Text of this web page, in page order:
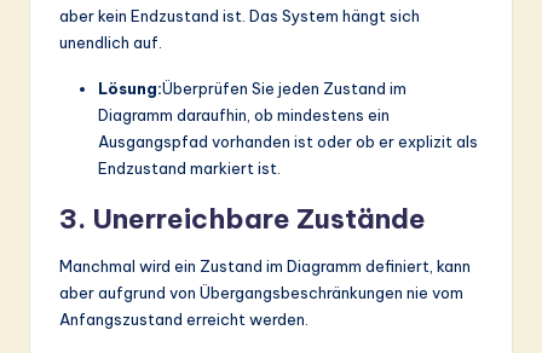
aber kein Endzustand ist. Das System hängt sich
unendlich auf.
Lösung:Überprüfen Sie jeden Zustand im
Diagramm daraufhin, ob mindestens ein
Ausgangspfad vorhanden ist oder ob er explizit als
Endzustand markiert ist.
3. Unerreichbare Zustände
Manchmal wird ein Zustand im Diagramm definiert, kann
aber aufgrund von Übergangsbeschränkungen nie vom
Anfangszustand erreicht werden.